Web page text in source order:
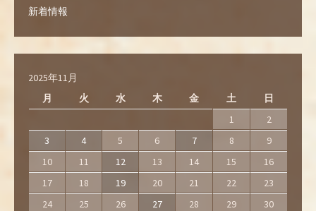
新着情報
2025年11月
月
火 水 木 金 土 日
1
2
3
4 5 6 7 8
9
10
11 12 13 14 15
16
17
18 19 20 21 22
23
24
25 26 27 28 29 30